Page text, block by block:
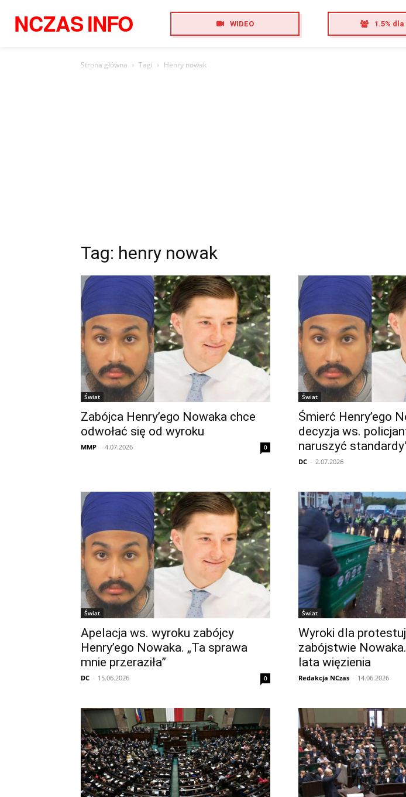
NCZASINFO WIDEO 1.5%
Strona główna Tagi Henry nowak
Tag: henry nowak
Świat
Zabójca Henry’ego Nowaka chce
odwołać się od wyroku
MMP - 4.07.2026 0
Świat
Śmierć Henry’ego
decyzja ws.
naruszyć
DC - 2.07.2026
Świat
Apelacja ws. wyroku zabójcy
Henry’ego Nowaka. „Ta sprawa
mnie przeraziła”
DC - 15.06.2026 0
Świat
Wyroki dla
zabójstwie
lata więzienia
Redakcja NCzas - 14.06.2026